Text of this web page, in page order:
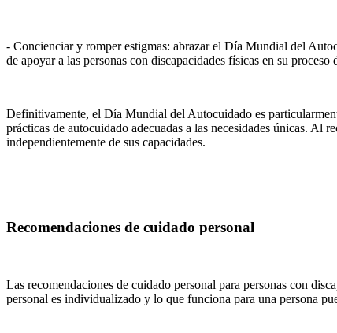
- Concienciar y romper estigmas: abrazar el Día Mundial del
de apoyar a las personas con discapacidades físicas en su proceso
Definitivamente, el Día Mundial del Autocuidado es
prácticas de autocuidado adecuadas a las necesidades únicas. Al
independientemente de sus capacidades.
Recomendaciones de cuidado personal
Las recomendaciones de cuidado personal para personas con
personal es individualizado y lo que funciona para una persona